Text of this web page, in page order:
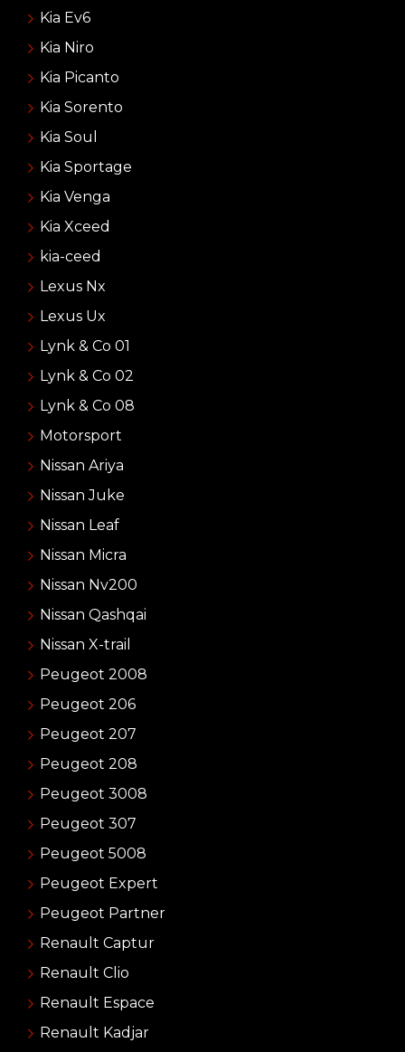
Kia Ev6
Kia Niro
Kia Picanto
Kia Sorento
Kia Soul
Kia Sportage
Kia Venga
Kia Xceed
kia-ceed
Lexus Nx
Lexus Ux
Lynk & Co 01
Lynk & Co 02
Lynk & Co 08
Motorsport
Nissan Ariya
Nissan Juke
Nissan Leaf
Nissan Micra
Nissan Nv200
Nissan Qashqai
Nissan X-trail
Peugeot 2008
Peugeot 206
Peugeot 207
Peugeot 208
Peugeot 3008
Peugeot 307
Peugeot 5008
Peugeot Expert
Peugeot Partner
Renault Captur
Renault Clio
Renault Espace
Renault Kadjar